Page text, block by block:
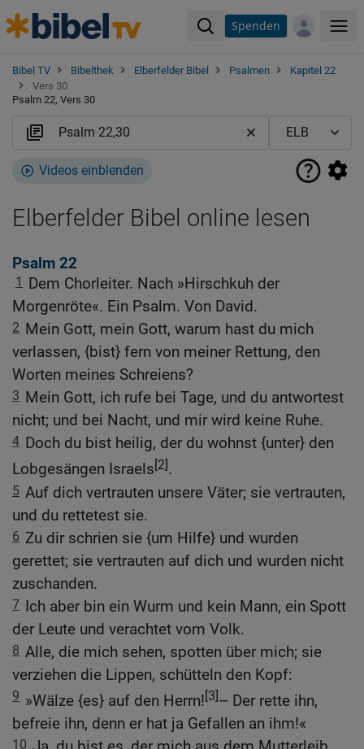
Spenden
Bibel TV Bibelthek Elberfelder Bibel Psalmen
Kapitel 22
Vers 30
Psalm 22, Vers 30
Videos einblenden
Elberfelder Bibel online lesen
Psalm 22
1
Dem Chorleiter. Nach »Hirschkuh der
Morgenröte«. Ein Psalm. Von David.
2 Mein Gott, mein Gott, warum hast du mich
verlassen, {bist} fern von meiner Rettung, den
Worten meines Schreiens?
3 Mein Gott, ich rufe bei Tage, und du antwortest
nicht; und bei Nacht, und mir wird keine Ruhe.
4 Doch du bist heilig, der du wohnst {unter} den
Lobgesängen Israels[2].
5 Auf dich vertrauten unsere Väter; sie vertrauten,
und du rettetest sie.
6 Zu dir schrien sie {um Hilfe} und wurden
gerettet; sie vertrauten auf dich und wurden nicht
zuschanden.
7 Ich aber bin ein Wurm und kein Mann, ein Spott
der Leute und verachtet vom Volk.
8 Alle, die mich sehen, spotten über mich; sie
verziehen die Lippen, schütteln den Kopf:
9 »Wälze {es} auf den Herrn![3]– Der rette ihn,
befreie ihn, denn er hat ja Gefallen an ihm!«
10